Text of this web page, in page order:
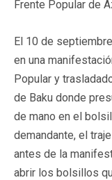
Frente Popular de
El 10 de
en una
Popular y
de Baku donde
de mano en el
demandante, el
antes de la
abrir los bolsillos